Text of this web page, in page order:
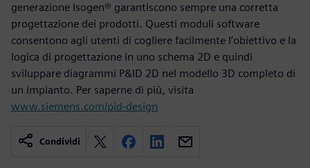
generazione Isogen® garantiscono sempre una corretta
progettazione dei prodotti. Questi moduli software
consentono agli utenti di cogliere facilmente l’obiettivo e la
logica di progettazione in uno schema 2D e quindi
sviluppare diagrammi P&ID 2D nel modello 3D completo di
un impianto. Per saperne di più, visita
www.siemens.com/pid-design
Condividi